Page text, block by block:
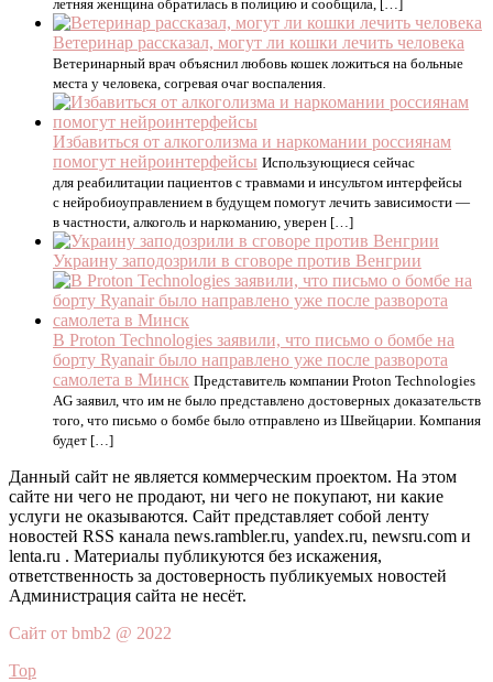
летняя женщина обратилась в полицию и сообщила, […]
Ветеринар рассказал, могут ли кошки лечить человека
Ветеринарный врач объяснил любовь кошек ложиться на больные
места у человека, согревая очаг воспаления.
Избавиться от алкоголизма и наркомании россиянам
помогут нейроинтерфейсы Использующиеся сейчас
для реабилитации пациентов с травмами и инсультом интерфейсы
с нейробиоуправлением в будущем помогут лечить зависимости —
в частности, алкоголь и наркоманию, уверен […]
Украину заподозрили в сговоре против Венгрии
В Proton Technologies заявили, что письмо о бомбе на
борту Ryanair было направлено уже после разворота
самолета в Минск Представитель компании Proton Technologies
AG заявил, что им не было представлено достоверных доказательств
того, что письмо о бомбе было отправлено из Швейцарии. Компания
будет […]
Данный сайт не является коммерческим проектом. На этом
сайте ни чего не продают, ни чего не покупают, ни какие
услуги не оказываются. Сайт представляет собой ленту
новостей RSS канала news.rambler.ru, yandex.ru, newsru.com и
lenta.ru . Материалы публикуются без искажения,
ответственность за достоверность публикуемых новостей
Администрация сайта не несёт.
Сайт от bmb2 @ 2022
Top